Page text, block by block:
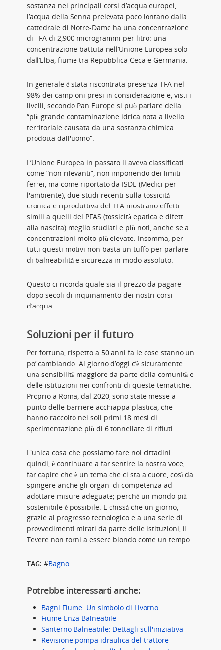
sostanza nei principali corsi d’acqua europei,
l’acqua della Senna prelevata poco lontano dalla
cattedrale di Notre-Dame ha una concentrazione
di TFA di 2,900 microgrammi per litro: una
concentrazione battuta nell’Unione Europea solo
dall’Elba, fiume tra Repubblica Ceca e Germania.
In generale è stata riscontrata presenza TFA nel
98% dei campioni presi in considerazione e, visti i
livelli, secondo Pan Europe si può parlare della
“più grande contaminazione idrica nota a livello
territoriale causata da una sostanza chimica
prodotta dall'uomo”.
L’Unione Europea in passato li aveva classificati
come “non rilevanti”, non imponendo dei limiti
ferrei, ma come riportato da ISDE (Medici per
l'ambiente), due studi recenti sulla tossicità
cronica e riproduttiva del TFA mostrano effetti
simili a quelli del PFAS (tossicità epatica e difetti
alla nascita) meglio studiati e più noti, anche se a
concentrazioni molto più elevate. Insomma, per
tutti questi motivi non basta un tuffo per parlare
di balneabilità e sicurezza in modo assoluto.
Questo ci ricorda quale sia il prezzo da pagare
dopo secoli di inquinamento dei nostri corsi
d’acqua.
Soluzioni per il futuro
Per fortuna, rispetto a 50 anni fa le cose stanno un
po’ cambiando. Al giorno d’oggi c’è sicuramente
una sensibilità maggiore da parte della comunità e
delle istituzioni nei confronti di queste tematiche.
Proprio a Roma, dal 2020, sono state messe a
punto delle barriere acchiappa plastica, che
hanno raccolto nei soli primi 18 mesi di
sperimentazione più di 6 tonnellate di rifiuti.
L'unica cosa che possiamo fare noi cittadini
quindi, è continuare a far sentire la nostra voce,
far capire che è un tema che ci sta a cuore, così da
spingere anche gli organi di competenza ad
adottare misure adeguate; perché un mondo più
sostenibile è possibile. E chissà che un giorno,
grazie al progresso tecnologico e a una serie di
provvedimenti mirati da parte delle istituzioni, il
Tevere non torni a essere biondo come un tempo.
TAG: #Bagno
Potrebbe interessarti anche:
Bagni Fiume: Un simbolo di Livorno
Fiume Enza Balneabile
Santerno Balneabile: Dettagli sull'iniziativa
Revisione pompa idraulica del trattore